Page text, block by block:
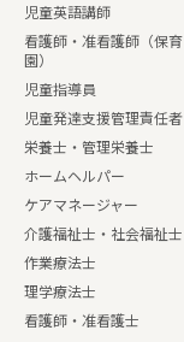
児童英語講師
看護師・准看護師（保育
園）
児童指導員
児童発達支援管理責任者
栄養士・管理栄養士
ホームヘルパー
ケアマネージャー
介護福祉士・社会福祉士
作業療法士
理学療法士
看護師・准看護士